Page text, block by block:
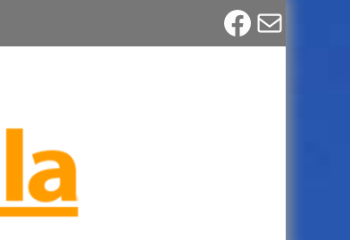
Email